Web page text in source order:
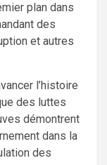
plan dans
des
et autres
l’histoire
des luttes
démontrent
dans la
des